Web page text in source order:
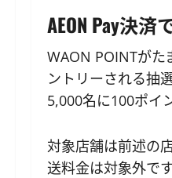
AEON Pay決済
WAON POINTがた
ントリーされる抽
5,000名に100ポイ
対象店舗は前述の
送料金は対象外で